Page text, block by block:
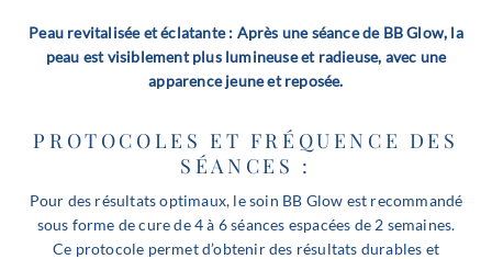
Peau revitalisée et éclatante : Après une séance de BB Glow, la
peau est visiblement plus lumineuse et radieuse, avec une
apparence jeune et reposée.
PROTOCOLES ET FRÉQUENCE DES
SÉANCES :
Pour des résultats optimaux, le soin BB Glow est recommandé
sous forme de cure de 4 à 6 séances espacées de 2 semaines.
Ce protocole permet d’obtenir des résultats durables et